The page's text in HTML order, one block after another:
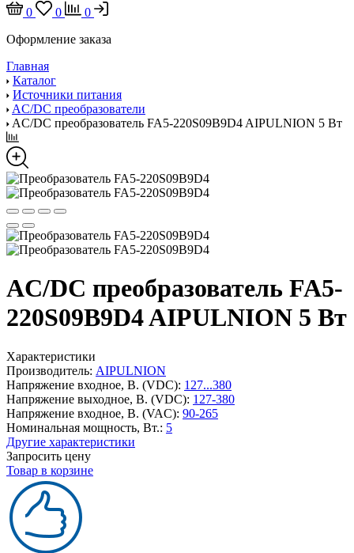
0
0
0
Оформление заказа
Главная
Каталог
Источники питания
AC/DC преобразователи
AC/DC преобразователь FA5-220S09B9D4 AIPULNION 5 Вт
AC/DC преобразователь FA5-
220S09B9D4 AIPULNION 5 Вт
Характеристики
Производитель: AIPULNION
Напряжение входное, В. (VDC): 127...380
Напряжение выходное, В. (VDC): 127-380
Напряжение входное, В. (VAC): 90-265
Номинальная мощность, Вт.: 5
Другие характеристики
Запросить цену
Товар в корзине